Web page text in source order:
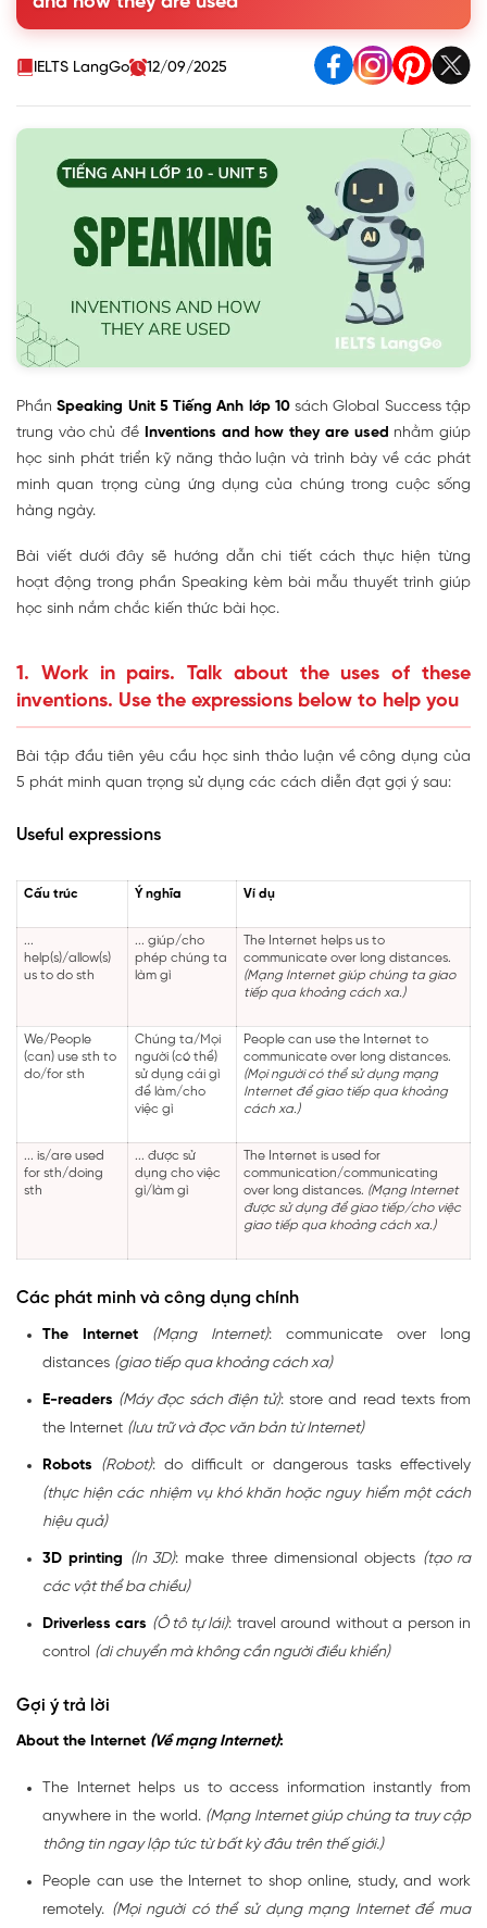
2. Work in groups. Talk more about one of the inventions in
1. Use the outline below to help you prepare a presentation
3. Present your ideas to the whole class. Then vote for the
most interesting group presentation
IELTS LangGo 12/09/2025
PhầnSpeaking Unit 5 Tiếng Anh lớp 10sách Global Success tập
trung vào chủ đề Inventions and how they are used nhằm giúp
học sinh phát triển kỹ năng thảo luận và trình bày về các phát
minh quan trọng cùng ứng dụng của chúng trong cuộc sống
hàng ngày.
Bài viết dưới đây sẽ hướng dẫn chi tiết cách thực hiện từng
hoạt động trong phần Speaking kèm bài mẫu thuyết trình giúp
học sinh nắm chắc kiến thức bài học.
1. Work in pairs. Talk about the uses of these
inventions. Use the expressions below to help you
Bài tập đầu tiên yêu cầu học sinh thảo luận về công dụng của
5 phát minh quan trọng sử dụng các cách diễn đạt gợi ý sau:
Useful expressions
Cấu trúc Ý nghĩa Ví dụ
...
help(s)/allow(s)
us to do sth
... giúp/cho
phép chúng ta
làm gì
The Internet helps us to
communicate over long distances.
(Mạng Internet giúp chúng ta giao
tiếp qua khoảng cách xa.)
We/People
(can) use sth to
do/for sth
Chúng ta/Mọi
người (có thể)
sử dụng cái gì
để làm/cho
việc gì
People can use the Internet to
communicate over long distances.
(Mọi người có thể sử dụng mạng
Internet để giao tiếp qua khoảng
cách xa.)
... is/are used
for sth/doing
sth
... được sử
dụng cho việc
gì/làm gì
The Internet is used for
communication/communicating
over long distances. (Mạng Internet
được sử dụng để giao tiếp/cho việc
giao tiếp qua khoảng cách xa.)
Các phát minh và công dụng chính
The Internet (Mạng Internet): communicate over long
distances (giao tiếp qua khoảng cách xa)
E-readers (Máy đọc sách điện tử): store and read texts from
the Internet (lưu trữ và đọc văn bản từ Internet)
Robots (Robot): do difficult or dangerous tasks effectively
(thực hiện các nhiệm vụ khó khăn hoặc nguy hiểm một cách
hiệu quả)
3D printing (In 3D): make three dimensional objects (tạo ra
các vật thể ba chiều)
Driverless cars (Ô tô tự lái): travel around without a person in
control (di chuyển mà không cần người điều khiển)
Gợi ý trả lời
About the Internet (Về mạng Internet):
The Internet helps us to access information instantly from
anywhere in the world. (Mạng Internet giúp chúng ta truy cập
thông tin ngay lập tức từ bất kỳ đâu trên thế giới.)
People can use the Internet to shop online, study, and work
remotely. (Mọi người có thể sử dụng mạng Internet để mua